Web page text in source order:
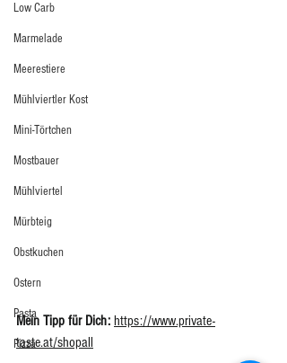
Low Carb
Marmelade
Meerestiere
Mühlviertler Kost
Mini-Törtchen
Mostbauer
Mühlviertel
Mürbteig
Obstkuchen
Ostern
Pasta
Pizza
Mein Tipp für Dich: https://www.private-
taste.at/shopall